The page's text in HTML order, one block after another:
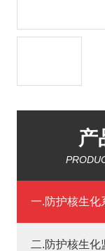
产
一.防护核生化
二.防护核生化